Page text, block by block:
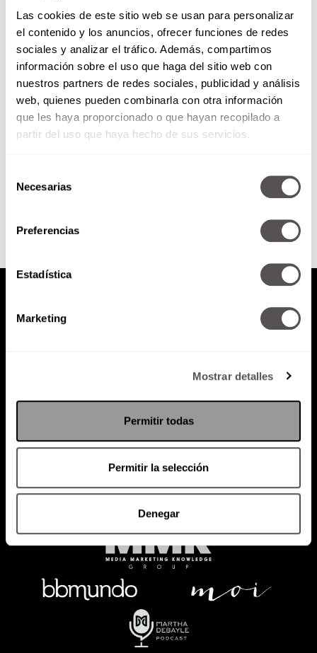
Las cookies de este sitio web se usan para personalizar
el contenido y los anuncios, ofrecer funciones de redes
sociales y analizar el tráfico. Además, compartimos
información sobre el uso que haga del sitio web con
nuestros partners de redes sociales, publicidad y análisis
web, quienes pueden combinarla con otra información
que les haya proporcionado o que hayan recopilado a
partir del uso que haya hecho de sus servicios.
Necesarias
Preferencias
Estadística
Marketing
Mostrar detalles
Permitir todas
Permitir la selección
Denegar
¿Cómo decorar la mesa de
Navidad?
Les vamos a dar las claves E-S-P-
E-C-T-A-C-U-L-A-R-E-S sobre cómo
decorar la mesa de Navidad y se
vea divina.
Política de Privacidad
PODCAST RADIO MARTHA EVENTOS
SACA TU ID